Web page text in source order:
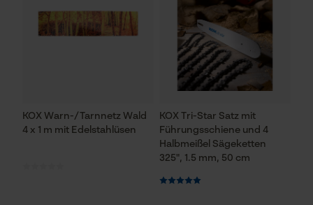
KOX Warn-/Tarnnetz Wald
4 x 1 m mit Edelstahlüsen
KOX Tri-Star Satz mit
Führungsschiene und 4
Halbmeißel Sägeketten
325", 1.5 mm, 50 cm